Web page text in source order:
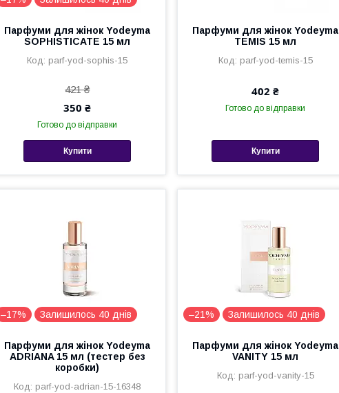
Парфуми для жінок Yodeyma
SOPHISTICATE 15 мл
parf-yod-sophis-15
421 ₴
350 ₴
Готово до відправки
Купити
Парфуми для жінок Yodeyma
TEMIS 15 мл
parf-yod-temis-15
402 ₴
Готово до відправки
Купити
–17% Залишилось 40 днів
Парфуми для жінок Yodeyma
ADRIANA 15 мл (тестер без
коробки)
parf-yod-adrian-15-16348
–21% Залишилось 40 днів
Парфуми для жінок Yodeyma
VANITY 15 мл
parf-yod-vanity-15